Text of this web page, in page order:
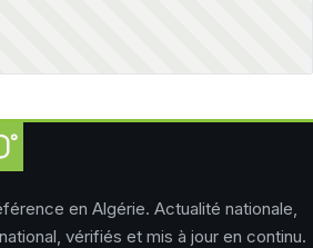
en Algérie. Actualité nationale,
vérifiés et mis à jour en continu.